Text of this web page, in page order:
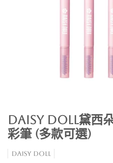
DAISY DOLL黛西
彩筆 (多款可選)
DAISY DOLL